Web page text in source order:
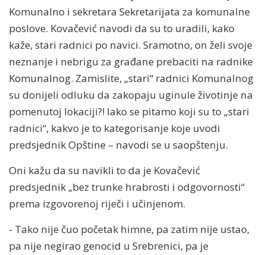
Komunalno i sekretara Sekretarijata za komunalne
poslove. Kovačević navodi da su to uradili, kako
kaže, stari radnici po navici. Sramotno, on želi svoje
neznanje i nebrigu za građane prebaciti na radnike
Komunalnog. Zamislite, „stari“ radnici Komunalnog
su donijeli odluku da zakopaju uginule životinje na
pomenutoj lokaciji?! Iako se pitamo koji su to „stari
radnici“, kakvo je to kategorisanje koje uvodi
predsjednik Opštine – navodi se u saopštenju.
Oni kažu da su navikli to da je Kovačević
predsjednik „bez trunke hrabrosti i odgovornosti“
prema izgovorenoj riječi i učinjenom.
- Tako nije čuo početak himne, pa zatim nije ustao,
pa nije negirao genocid u Srebrenici, pa je